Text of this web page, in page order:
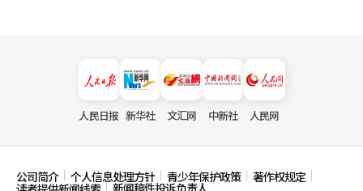
人民日报 新华社 文汇网 中新社 人民网
公司简介 个人信息处理方针 青少年保护政策 著作权规定
新闻稿件投诉负责人